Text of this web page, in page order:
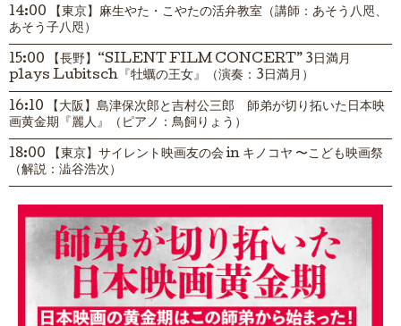
14:00 【東京】麻生やた・こやたの活弁教室（講師：あそう八咫、
あそう子八咫）
15:00 【長野】“SILENT FILM CONCERT” 3日満月
plays Lubitsch『牡蠣の王女』（演奏：3日満月）
16:10 【大阪】島津保次郎と吉村公三郎 師弟が切り拓いた日本映
画黄金期『麗人』（ピアノ：鳥飼りょう）
18:00 【東京】サイレント映画友の会 in キノコヤ 〜こども映画祭
（解説：澁谷浩次）